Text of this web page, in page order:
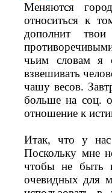
Меняются
относиться к
дополнит
чьим словам я
взвешивать
чашу весов.
больше на соц.
отношение к
Итак, что у
Поскольку мне
чтобы не быть
очевидных для